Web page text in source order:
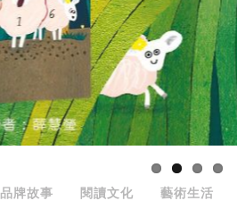
品牌故事 閱讀文化 藝術生活